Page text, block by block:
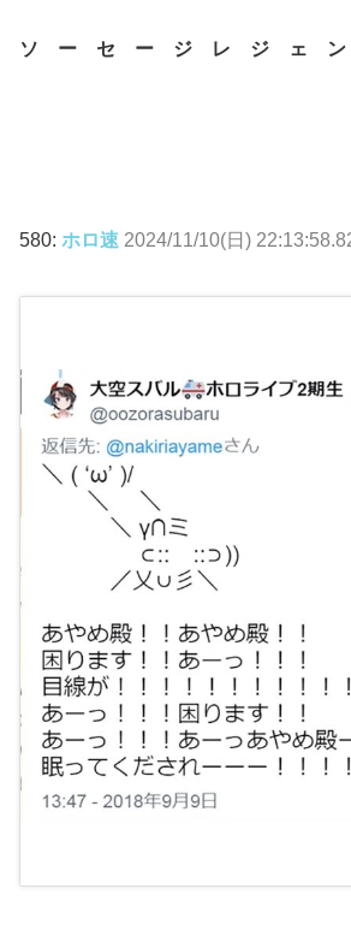
ソ ー セ ー ジ レ ジ ェ ン
580: ホロ速 2024/11/10(日)